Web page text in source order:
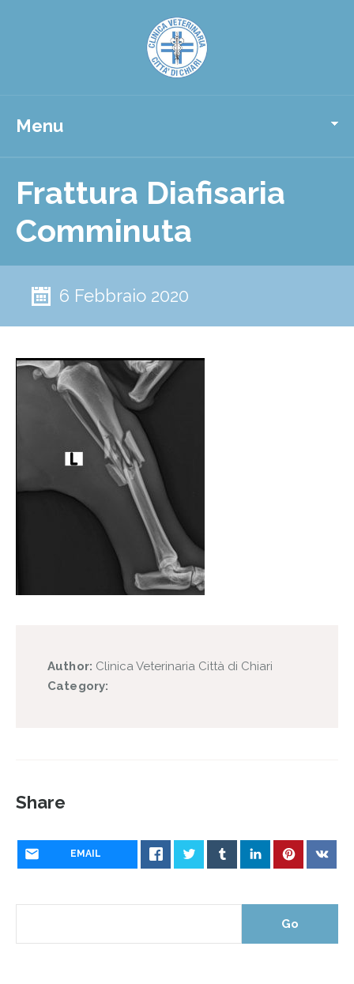
Menu
Frattura Diafisaria
Comminuta
6 Febbraio 2020
Author: Clinica Veterinaria Città di Chiari
Category:
Share
EMAIL